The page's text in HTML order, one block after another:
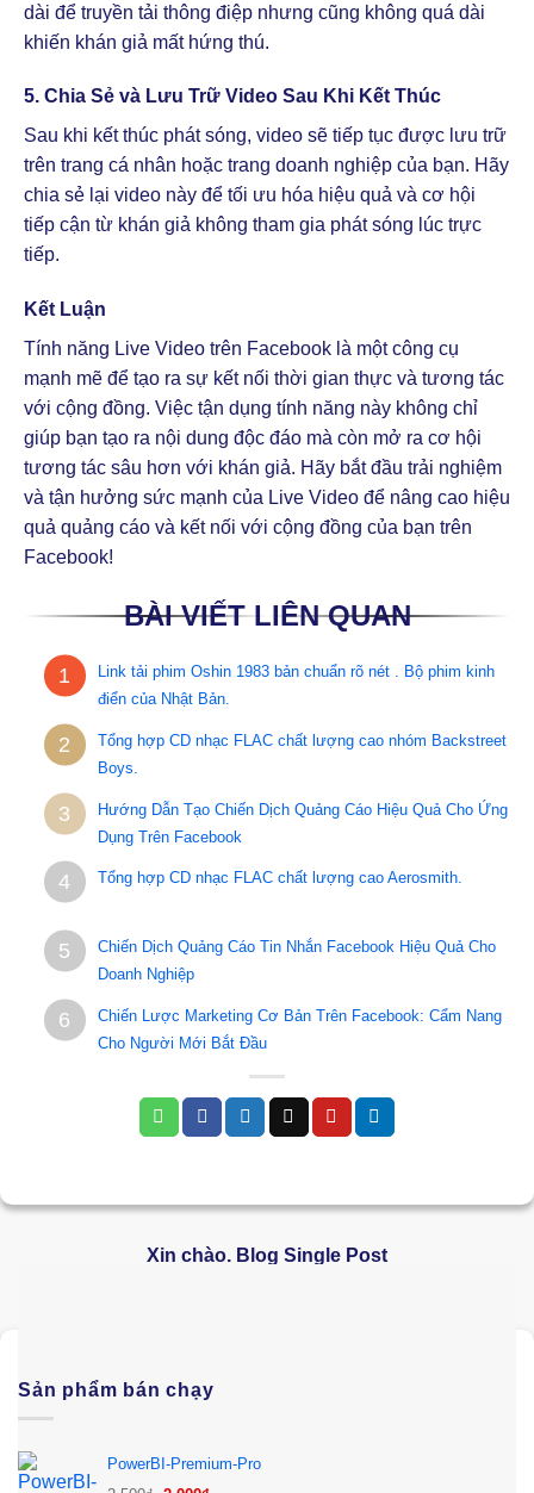
dài để truyền tải thông điệp nhưng cũng không quá dài
khiến khán giả mất hứng thú.
5. Chia Sẻ và Lưu Trữ Video Sau Khi Kết Thúc
Sau khi kết thúc phát sóng, video sẽ tiếp tục được lưu trữ
trên trang cá nhân hoặc trang doanh nghiệp của bạn. Hãy
chia sẻ lại video này để tối ưu hóa hiệu quả và cơ hội
tiếp cận từ khán giả không tham gia phát sóng lúc trực
tiếp.
Kết Luận
Tính năng Live Video trên Facebook là một công cụ
mạnh mẽ để tạo ra sự kết nối thời gian thực và tương tác
với cộng đồng. Việc tận dụng tính năng này không chỉ
giúp bạn tạo ra nội dung độc đáo mà còn mở ra cơ hội
tương tác sâu hơn với khán giả. Hãy bắt đầu trải nghiệm
và tận hưởng sức mạnh của Live Video để nâng cao hiệu
quả quảng cáo và kết nối với cộng đồng của bạn trên
Facebook!
BÀI VIẾT LIÊN QUAN
1
Link tải phim Oshin 1983 bản chuẩn rõ nét . Bộ phim kinh
điển của Nhật Bản.
2
Tổng hợp CD nhạc FLAC chất lượng cao nhóm Backstreet
Boys.
3
Hướng Dẫn Tạo Chiến Dịch Quảng Cáo Hiệu Quả Cho Ứng
Dụng Trên Facebook
4 Tổng hợp CD nhạc FLAC chất lượng cao Aerosmith.
5
Chiến Dịch Quảng Cáo Tin Nhắn Facebook Hiệu Quả Cho
Doanh Nghiệp
6
Chiến Lược Marketing Cơ Bản Trên Facebook: Cẩm Nang
Cho Người Mới Bắt Đầu
Xin chào. Blog Single Post
Sản phẩm bán chạy
PowerBI-Premium-Pro